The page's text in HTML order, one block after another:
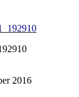
2016